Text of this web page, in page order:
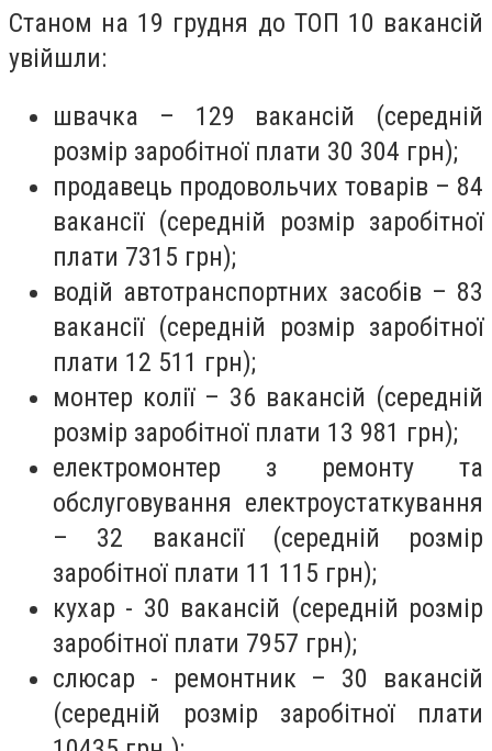
Станом на 19 грудня до ТОП 10 вакансій
увійшли:
швачка – 129 вакансій (середній
розмір заробітної плати 30 304 грн);
продавець продовольчих товарів – 84
вакансії (середній розмір заробітної
плати 7315 грн);
водій автотранспортних засобів – 83
вакансії (середній розмір заробітної
плати 12 511 грн);
монтер колії – 36 вакансій (середній
розмір заробітної плати 13 981 грн);
електромонтер з ремонту та
обслуговування електроустаткування
– 32 вакансії (середній розмір
заробітної плати 11 115 грн);
кухар - 30 вакансій (середній розмір
заробітної плати 7957 грн);
слюсар - ремонтник – 30 вакансій
(середній розмір заробітної плати